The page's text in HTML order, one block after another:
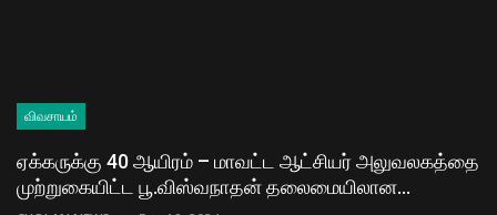
விவசாயம்
ஏக்கருக்கு 40 ஆயிரம் – மாவட்ட ஆட்சியர் அலுவலகத்தை
முற்றுகையிட்ட பூ.விஸ்வநாதன் தலைமையிலான…